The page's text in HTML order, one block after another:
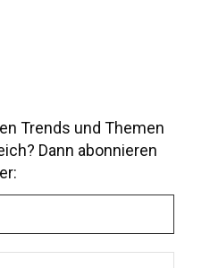
Trends und Themen
Dann abonnieren